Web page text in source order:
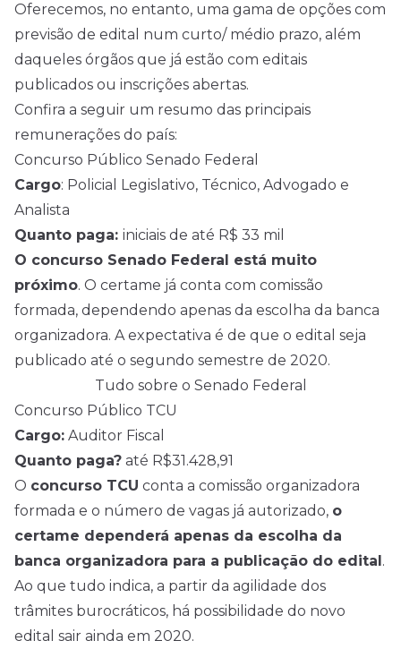
Oferecemos, no entanto, uma gama de opções com
previsão de edital num curto/ médio prazo, além
daqueles órgãos que já estão com editais
publicados ou inscrições abertas.
Confira a seguir um resumo das principais
remunerações do país:
Concurso Público Senado Federal
Cargo: Policial Legislativo, Técnico, Advogado e
Analista
Quanto paga: iniciais de até R$ 33 mil
O concurso Senado Federal está muito
próximo. O certame já conta com comissão
formada, dependendo apenas da escolha da banca
organizadora. A expectativa é de que o edital seja
publicado até o segundo semestre de 2020.
Tudo sobre o Senado Federal
Concurso Público TCU
Cargo: Auditor Fiscal
Quanto paga? até R$31.428,91
O concurso TCU conta a comissão organizadora
formada e o número de vagas já autorizado, o
certame dependerá apenas da escolha da
banca organizadora para a publicação do edital.
Ao que tudo indica, a partir da agilidade dos
trâmites burocráticos, há possibilidade do novo
edital sair ainda em 2020.